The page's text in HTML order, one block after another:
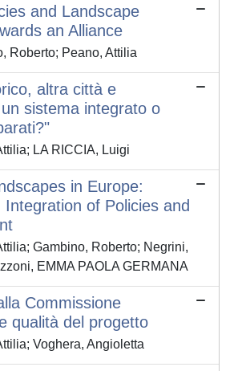
and Landscape
an Alliance
Roberto; Peano, Attilia
altra città e
sistema integrato o
LA RICCIA, Luigi
in Europe:
Integration of Policies and
Gambino, Roberto; Negrini,
EMMA PAOLA GERMANA
Commissione
qualità del progetto
Voghera, Angioletta